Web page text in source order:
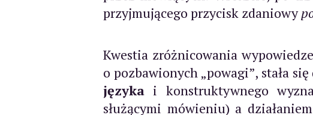
przyjmującego przycisk zdaniowy
Kwestia zróżnicowania
o pozbawionych „powagi”, stała
języka i konstruktywnego
służącymi mówieniu) a